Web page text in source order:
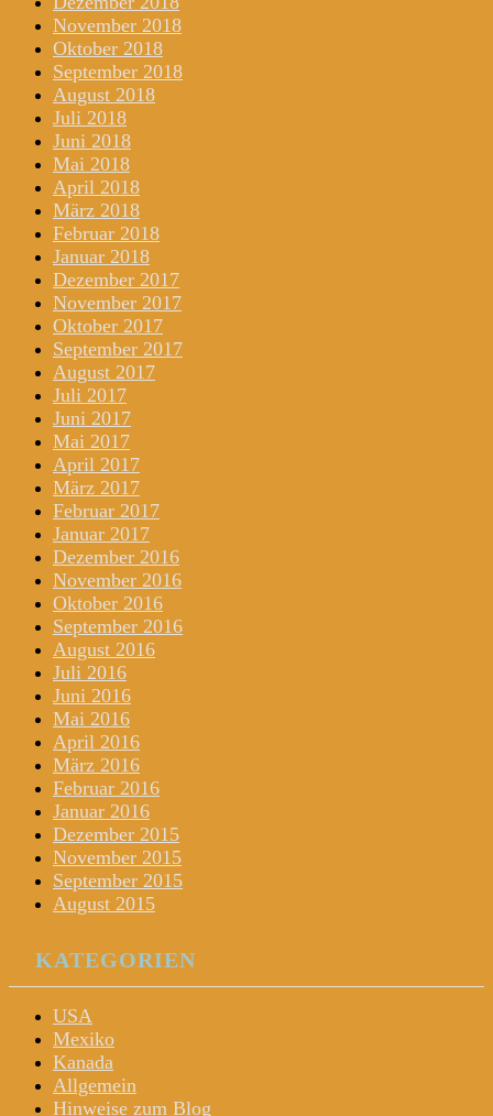
November 2018
Oktober 2018
September 2018
August 2018
Juli 2018
Juni 2018
Mai 2018
April 2018
März 2018
Februar 2018
Januar 2018
Dezember 2017
November 2017
Oktober 2017
September 2017
August 2017
Juli 2017
Juni 2017
Mai 2017
April 2017
März 2017
Februar 2017
Januar 2017
Dezember 2016
November 2016
Oktober 2016
September 2016
August 2016
Juli 2016
Juni 2016
Mai 2016
April 2016
März 2016
Februar 2016
Januar 2016
Dezember 2015
November 2015
September 2015
August 2015
KATEGORIEN
USA
Mexiko
Kanada
Allgemein
Hinweise zum Blog